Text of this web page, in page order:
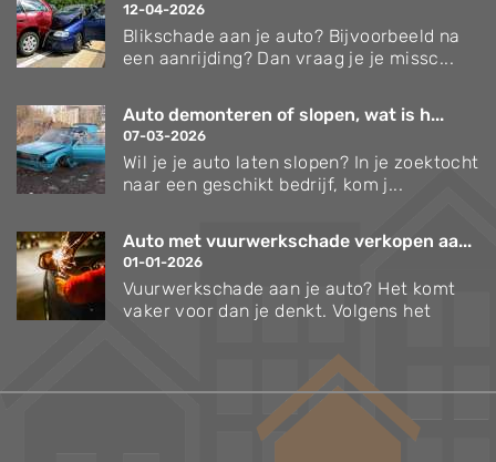
12-04-2026
Blikschade aan je auto? Bijvoorbeeld na
een aanrijding? Dan vraag je je missc...
Auto demonteren of slopen, wat is h...
07-03-2026
Wil je je auto laten slopen? In je zoektocht
naar een geschikt bedrijf, kom j...
Auto met vuurwerkschade verkopen aa...
01-01-2026
Vuurwerkschade aan je auto? Het komt
vaker voor dan je denkt. Volgens het